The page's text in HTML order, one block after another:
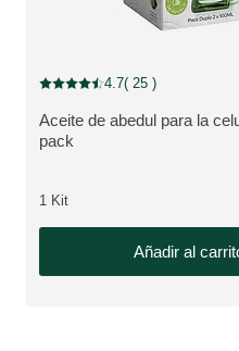
OFERTAS ESPECIALES,
VER PRODUCTO:
Aceite de abedul para la
pack
Puntuación: 4.7 / 5 estrellas 25
4.7( 25 )
1 Kit
Añadir al